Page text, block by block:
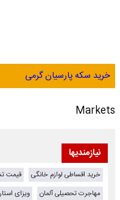
خرید سکه پارسیان گرمی
Markets
نیازمندیها
خرید اقساطی لوازم خانگی قیمت
مهاجرت تحصیلی آلمان
ویزای